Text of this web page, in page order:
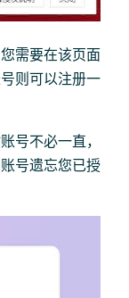
需要在该页面
则可以注册一
号不必一直，
号遗忘您已授